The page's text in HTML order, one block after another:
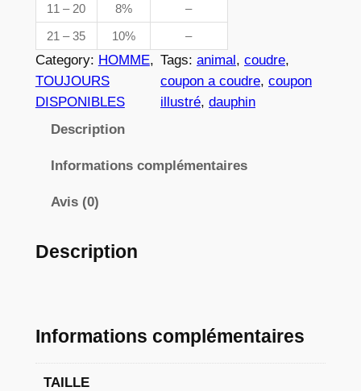
:
3
,
8
2
7
0
3
11 – 20
8%
–
21 – 35
10% –
Category: HOMME
TOUJOURS
DISPONIBLES
Tags: animal, coudre
coupon a coudre, coupon
illustré, dauphin
Description
Informations complémentaires
Avis (0)
Description
Informations complémentaires
TAILLE